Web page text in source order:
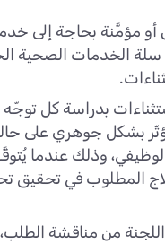
مؤمَّنة بحاجة إلى
الخدمات الصحية
بدراسة كل
بشكل جوهري على
وذلك عندما
المطلوب في
من مناقشة